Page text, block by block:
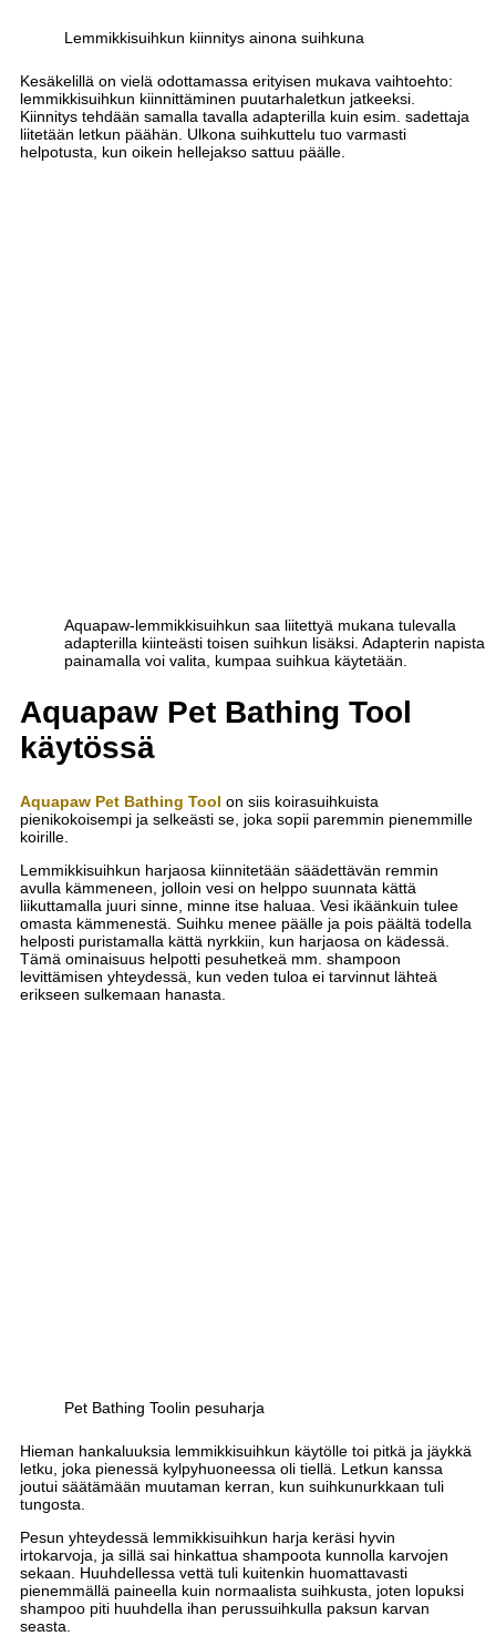
Lemmikkisuihkun kiinnitys ainona suihkuna
Kesäkelillä on vielä odottamassa erityisen mukava vaihtoehto:
lemmikkisuihkun kiinnittäminen puutarhaletkun jatkeeksi.
Kiinnitys tehdään samalla tavalla adapterilla kuin esim. sadettaja
liitetään letkun päähän. Ulkona suihkuttelu tuo varmasti
helpotusta, kun oikein hellejakso sattuu päälle.
Aquapaw-lemmikkisuihkun saa liitettyä mukana tulevalla
adapterilla kiinteästi toisen suihkun lisäksi. Adapterin napista
painamalla voi valita, kumpaa suihkua käytetään.
Aquapaw Pet Bathing Tool
käytössä
Aquapaw Pet Bathing Tool on siis koirasuihkuista
pienikokoisempi ja selkeästi se, joka sopii paremmin pienemmille
koirille.
Lemmikkisuihkun harjaosa kiinnitetään säädettävän remmin
avulla kämmeneen, jolloin vesi on helppo suunnata kättä
liikuttamalla juuri sinne, minne itse haluaa. Vesi ikäänkuin tulee
omasta kämmenestä. Suihku menee päälle ja pois päältä todella
helposti puristamalla kättä nyrkkiin, kun harjaosa on kädessä.
Tämä ominaisuus helpotti pesuhetkeä mm. shampoon
levittämisen yhteydessä, kun veden tuloa ei tarvinnut lähteä
erikseen sulkemaan hanasta.
Pet Bathing Toolin pesuharja
Hieman hankaluuksia lemmikkisuihkun käytölle toi pitkä ja jäykkä
letku, joka pienessä kylpyhuoneessa oli tiellä. Letkun kanssa
joutui säätämään muutaman kerran, kun suihkunurkkaan tuli
tungosta.
Pesun yhteydessä lemmikkisuihkun harja keräsi hyvin
irtokarvoja, ja sillä sai hinkattua shampoota kunnolla karvojen
sekaan. Huuhdellessa vettä tuli kuitenkin huomattavasti
pienemmällä paineella kuin normaalista suihkusta, joten lopuksi
shampoo piti huuhdella ihan perussuihkulla paksun karvan
seasta.